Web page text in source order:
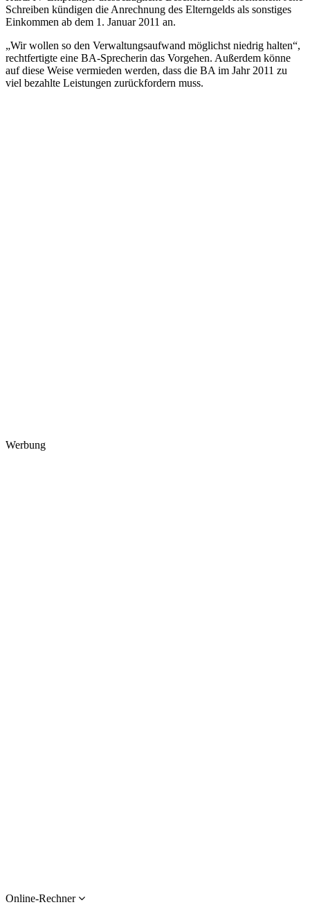
Schreiben kündigen die Anrechnung des Elterngelds als sonstiges
Einkommen ab dem 1. Januar 2011 an.
„Wir wollen so den Verwaltungsaufwand möglichst niedrig halten“,
rechtfertigte eine BA-Sprecherin das Vorgehen. Außerdem könne
auf diese Weise vermieden werden, dass die BA im Jahr 2011 zu
viel bezahlte Leistungen zurückfordern muss.
Werbung
Online-Rechner